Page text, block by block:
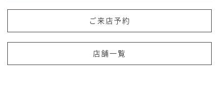
ご来店予約
店舗一覧